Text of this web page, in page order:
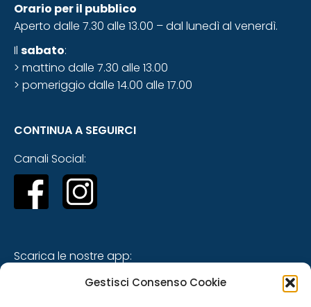
Gestisci Consenso Cookie
Orario per il pubblico
Aperto dalle 7.30 alle 13.00 – dal lunedì al venerdì.
Il sabato:
> mattino dalle 7.30 alle 13.00
> pomeriggio dalle 14.00 alle 17.00
CONTINUA A SEGUIRCI
Canali Social:
Scarica le nostre app: